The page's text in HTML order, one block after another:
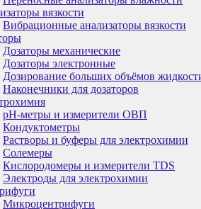
вязкости
Вибрационные анализаторы вязкости
Дозаторы механические
Дозаторы электронные
Дозирование больших объёмов
Наконечники для дозаторов
pH-метры и измерители ОВП
Кондуктометры
Растворы и буферы для электрохимии
Солемеры
Кислородомеры и измерители TDS
Электроды для электрохимии
Микроцентрифуги